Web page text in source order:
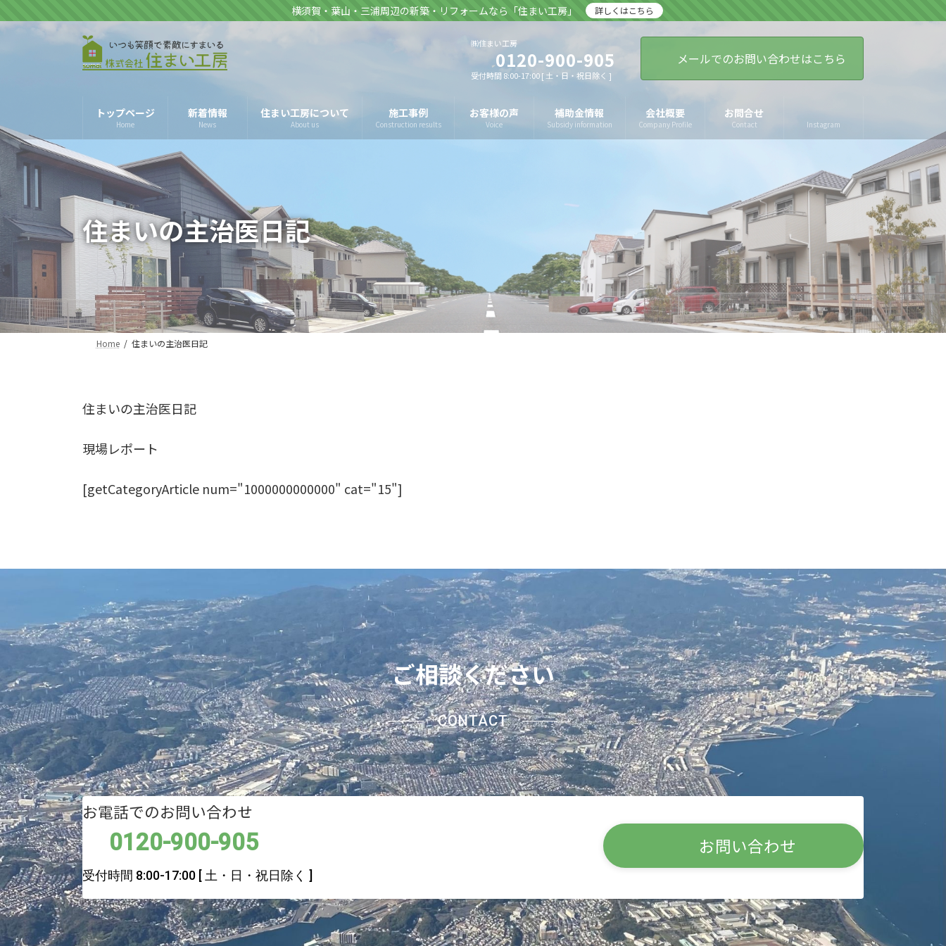
ン
キ
ッ
プ
ビ
に
移
動
横須賀・葉山・三浦周辺の新築・リフォームなら「住まい工房」 詳しくはこちら
㈱住まい工房
0120-900-905
受付時間 8:00-17:00 [ 土・日・祝日除く ]
メールでのお問い合わせはこちら
トップページ
Home
新着情報
News
住まい工房について
About us
施工事例
Construction results
お客様の声
Voice
補助金情報
Subsidy information
会社概要
Company Profile
お問合せ
Contact Instagram
住まいの主治医日記
Home 住まいの主治医日記
住まいの主治医日記
現場レポート
[getCategoryArticle num="1000000000000" cat="15"]
ご相談ください
CONTACT
お電話でのお問い合わせ
0120-900-905
受付時間 8:00-17:00 [ 土・日・祝日除く ]
お問い合わせ